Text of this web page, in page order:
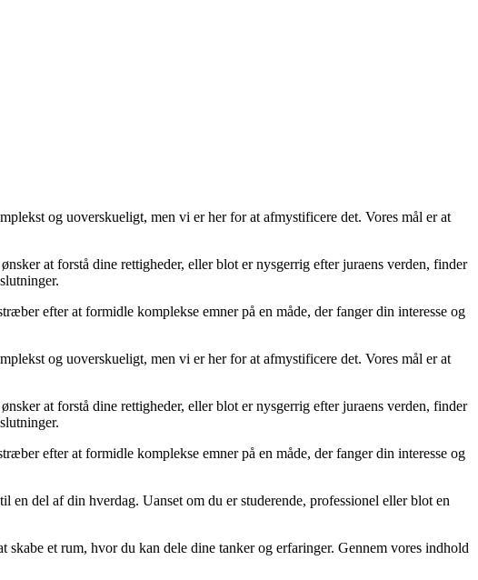
og uoverskueligt, men vi er her for at afmystificere det. Vores mål er at
at forstå dine rettigheder, eller blot er nysgerrig efter juraens verden, finder
efter at formidle komplekse emner på en måde, der fanger din interesse og
og uoverskueligt, men vi er her for at afmystificere det. Vores mål er at
at forstå dine rettigheder, eller blot er nysgerrig efter juraens verden, finder
efter at formidle komplekse emner på en måde, der fanger din interesse og
del af din hverdag. Uanset om du er studerende, professionel eller blot en
et rum, hvor du kan dele dine tanker og erfaringer. Gennem vores indhold